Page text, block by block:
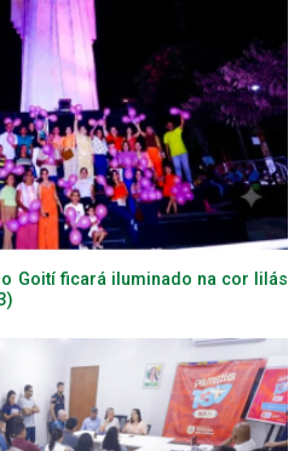
Goití ficará iluminado na cor lilás